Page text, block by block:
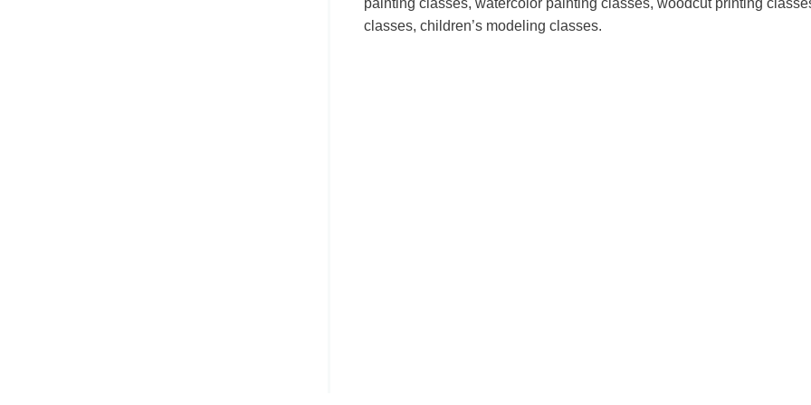
painting classes, watercolor painting classes, woodcut printing
classes, children’s modeling classes.